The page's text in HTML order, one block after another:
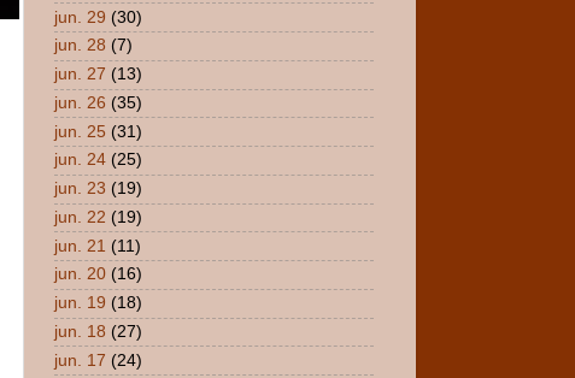
jun. 29 (30)
jun. 28 (7)
jun. 27 (13)
jun. 26 (35)
jun. 25 (31)
jun. 24 (25)
jun. 23 (19)
jun. 22 (19)
jun. 21 (11)
jun. 20 (16)
jun. 19 (18)
jun. 18 (27)
jun. 17 (24)